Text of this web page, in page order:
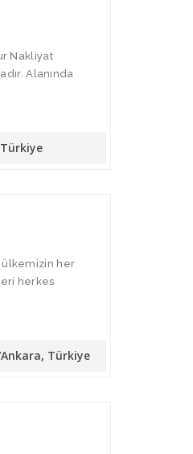
Nakliyat
Alanında
ülkemizin her
herkes
Türkiye